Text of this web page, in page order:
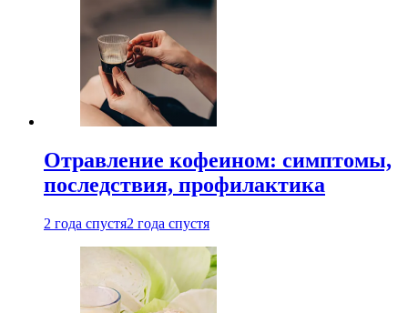
Отравление кофеином: симптомы,
последствия, профилактика
2 года спустя2 года спустя